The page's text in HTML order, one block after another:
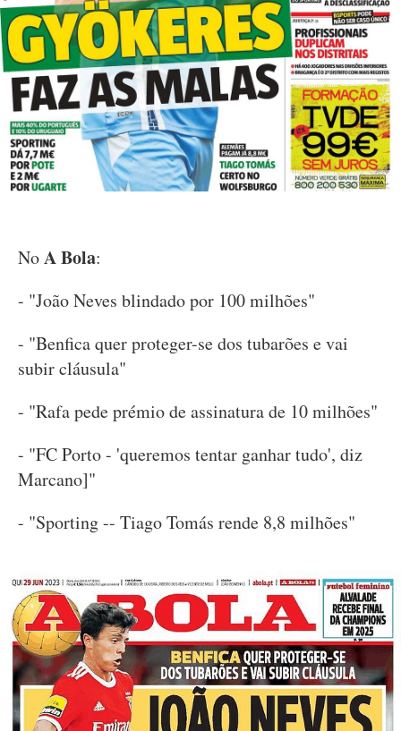
NoA Bola:
- "João Neves blindado por 100 milhões"
- "Benfica quer proteger-se dos tubarões e vai
subir cláusula"
- "Rafa pede prémio de assinatura de 10 milhões"
- "FC Porto - 'queremos tentar ganhar tudo', diz
Marcano]"
- "Sporting -- Tiago Tomás rende 8,8 milhões"